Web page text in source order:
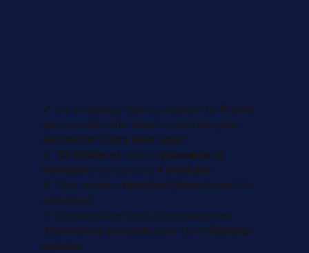
✓ Le coaching vidéo complet de 4 mois
qui vous dévoile tous les secrets pour
rencontrer votre âme sœur
✓ 53 vidéoset audios puissants et
instructifsrépartis en 4 modules
✓ Une session tous les 3 jours durant 16
semaines
✓ Les sessions sont accompagnées
d'exercices concretspour des résultats
rapides.